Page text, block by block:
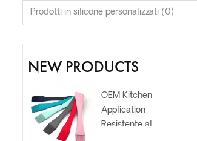
Prodotti in silicone personalizzati (0)
NEW PRODUCTS
OEM Kitchen
Application
Resistente al